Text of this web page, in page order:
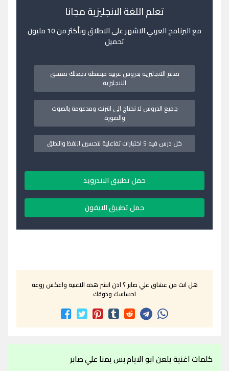
تعلم اللغة الانجليزية مجانا
مع البرنامج العربي الاشهر على الاطلاق وبأكثر من 10 مليون
تحميل
تعلم الانجليزية بدروس عربية مبسطة تجعلك تعشق
الانجليزية
جميع الدروس لا تحتاج الى انترنت ومدعومة بالصوت
والصورة
كل درس فيه 5 اختبارات تفاعلية لتحسين اللفظ والنطق
حمل تطبيق الاندرويد
حمل تطبيق الايفون
هل انت من عشاق علي صابر ؟ اذن انشر هذه الاغنية واعكس روعة
احساسك وذوقك
كلمات اغنية يلعن ابو الايام بس يمنا علي صابر